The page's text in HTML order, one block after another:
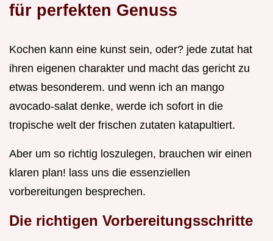
für perfekten Genuss
Kochen kann eine kunst sein, oder? jede zutat hat
ihren eigenen charakter und macht das gericht zu
etwas besonderem. und wenn ich an mango
avocado-salat denke, werde ich sofort in die
tropische welt der frischen zutaten katapultiert.
Aber um so richtig loszulegen, brauchen wir einen
klaren plan! lass uns die essenziellen
vorbereitungen besprechen.
Die richtigen Vorbereitungsschritte